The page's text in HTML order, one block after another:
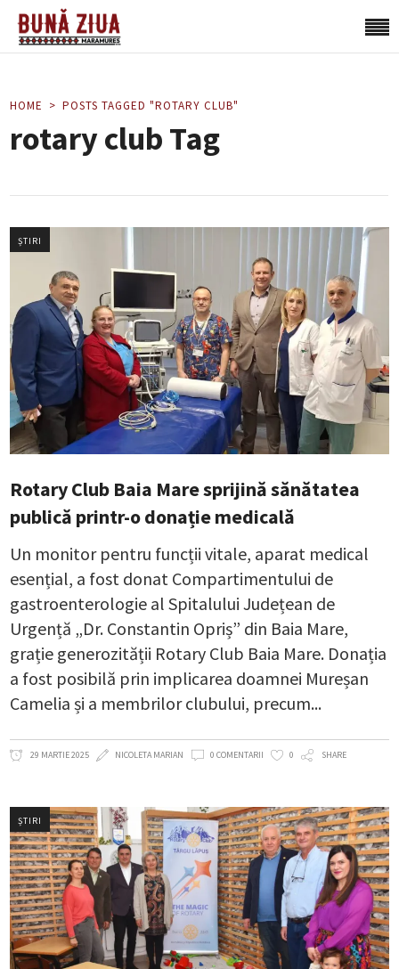
HOME POSTS TAGGED "ROTARY CLUB"
rotary club Tag
ȘTIRI
Rotary Club Baia Mare sprijină sănătatea
publică printr-o donație medicală
Un monitor pentru funcții vitale, aparat medical
esențial, a fost donat Compartimentului de
gastroenterologie al Spitalului Județean de
Urgență „Dr. Constantin Opriș” din Baia Mare,
grație generozității Rotary Club Baia Mare. Donația
a fost posibilă prin implicarea doamnei Mureșan
Camelia și a membrilor clubului, precum
29 MARTIE 2025 NICOLETA MARIAN 0 COMENTARII 0 SHARE
ȘTIRI